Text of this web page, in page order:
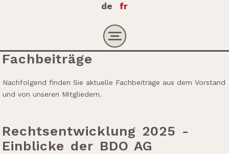
de
fr
Fachbeiträge
Nachfolgend finden Sie aktuelle Fachbeiträge aus dem Vorstand
und von unseren Mitgliedern.
Rechtsentwicklung 2025 -
Einblicke der BDO AG